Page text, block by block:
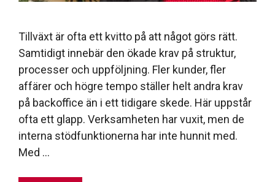
Tillväxt är ofta ett kvitto på att något görs rätt.
Samtidigt innebär den ökade krav på struktur,
processer och uppföljning. Fler kunder, fler
affärer och högre tempo ställer helt andra krav
på backoffice än i ett tidigare skede. Här uppstår
ofta ett glapp. Verksamheten har vuxit, men de
interna stödfunktionerna har inte hunnit med.
Med …